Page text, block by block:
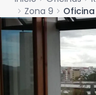
chevron_right Zona 9 chevron_right